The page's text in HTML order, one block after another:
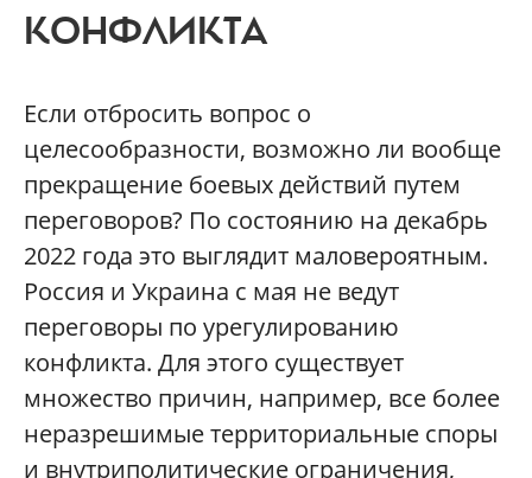
КОНФЛИКТА
Если отбросить вопрос о
целесообразности, возможно ли вообще
прекращение боевых действий путем
переговоров? По состоянию на декабрь
2022 года это выглядит маловероятным.
Россия и Украина с мая не ведут
переговоры по урегулированию
конфликта. Для этого существует
множество причин, например, все более
неразрешимые территориальные споры
и внутриполитические ограничения,